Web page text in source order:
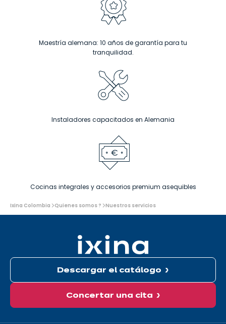
Maestría alemana: 10 años de garantía para tu
tranquilidad.
Instaladores capacitados en Alemania
Cocinas integrales y accesorios premium asequibles
Usted
está
Ixina Colombia Quienes somos ? Nuestros servicios
Descargar el catálogo
Concertar una cita